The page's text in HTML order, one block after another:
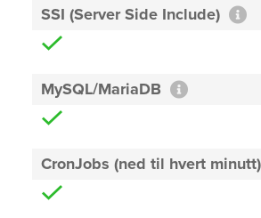
SSI (Server Side Include)
MySQL/MariaDB
CronJobs (ned til hvert minutt)